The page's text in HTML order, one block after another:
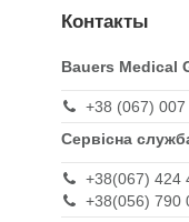
Контакты
Bauers Medical
+38 (067)
Сервісна
+38(067) 424
+38(056) 790